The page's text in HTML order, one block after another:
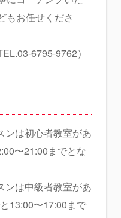
もお任せくださ
6795-9762）
ンは初心者教室があ
〜21:00までとな
ンは中級者教室があ
13:00〜17:00まで